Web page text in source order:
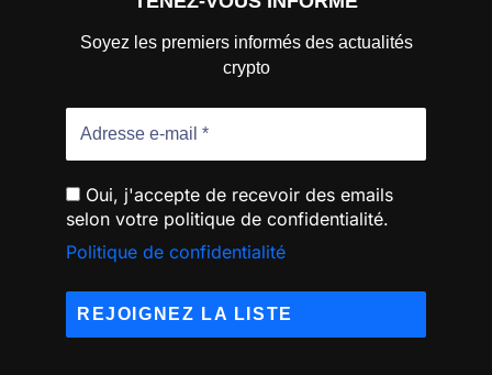
Soyez les premiers informés des actualités
crypto
Oui, j'accepte de recevoir des emails
selon votre politique de confidentialité.
Politique de confidentialité